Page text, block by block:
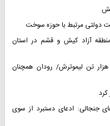
دولتی مرتبط با حوزه سوخت
آزاد کیش و قشم در استان
هرمزگان در تکاپوی برداشت ۳۰۰ هزار تن لیموترش/ رودان همچنان
جنجالی: ادعای دستبرد از سوی